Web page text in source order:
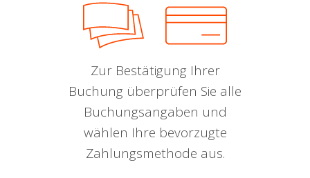
Zur Bestätigung Ihrer
Buchung überprüfen Sie alle
Buchungsangaben und
wählen Ihre bevorzugte
Zahlungsmethode aus.